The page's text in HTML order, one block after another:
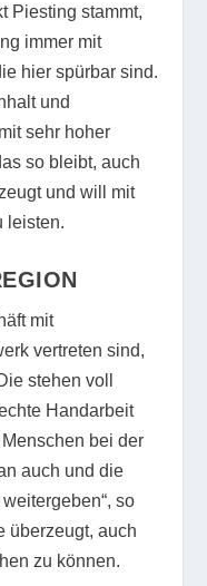
Piesting stammt,
immer mit
hier spürbar sind.
und
sehr hoher
so bleibt, auch
und will mit
leisten.
mit
vertreten sind,
stehen voll
Handarbeit
bei der
auch und die
so
überzeugt, auch
zu können.